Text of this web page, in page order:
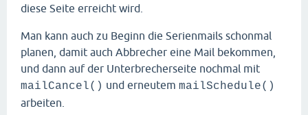
diese Seite erreicht wird.
Man kann auch zu Beginn die Serienmails schonmal
planen, damit auch Abbrecher eine Mail bekommen,
und dann auf der Unterbrecherseite nochmal mit
mailCancel() und erneutem mailSchedule()
arbeiten.